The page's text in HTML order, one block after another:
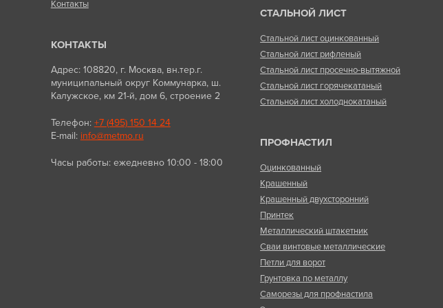
Контакты
КОНТАКТЫ
Адрес: 108820, г. Москва, вн.тер.г.
муниципальный округ Коммунарка, ш.
Калужское, км 21-й, дом 6, строение 2
Телефон: +7 (495) 150 14 24
E-mail: info@metmo.ru
Часы работы: ежедневно 10:00 - 18:00
СТАЛЬНОЙ ЛИСТ
Стальной лист оцинкованный
Стальной лист рифленый
Стальной лист просечно-вытяжной
Стальной лист горячекатаный
Стальной лист холоднокатаный
ПРОФНАСТИЛ
Оцинкованный
Крашенный
Крашенный двухсторонний
Принтек
Металлический штакетник
Сваи винтовые металлические
Петли для ворот
Грунтовка по металлу
Саморезы для профнастила